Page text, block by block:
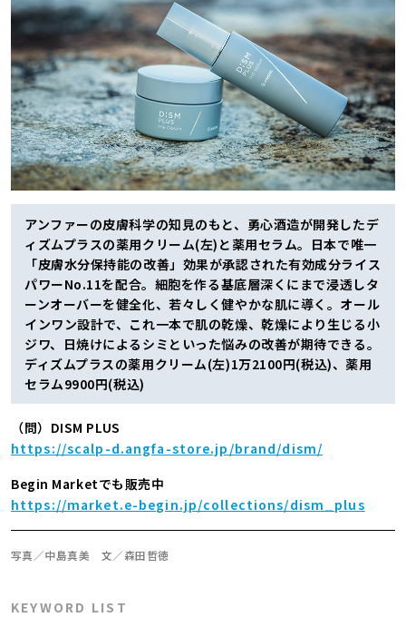
アンファーの皮膚科学の知見のもと、勇心酒造が開発したデ
ィズムプラスの薬用クリーム(左)と薬用セラム。日本で唯一
「皮膚水分保持能の改善」効果が承認された有効成分ライス
パワーNo.11を配合。細胞を作る基底層深くにまで浸透しタ
ーンオーバーを健全化、若々しく健やかな肌に導く。オール
インワン設計で、これ一本で肌の乾燥、乾燥により生じる小
ジワ、日焼けによるシミといった悩みの改善が期待できる。
ディズムプラスの薬用クリーム(左)1万2100円(税込)、薬用
セラム9900円(税込)
（問）DISM PLUS
https://scalp-d.angfa-store.jp/brand/dism/
Begin Marketでも販売中
https://market.e-begin.jp/collections/dism_plus
写真／中島真美 文／森田哲徳
KEYWORD LIST